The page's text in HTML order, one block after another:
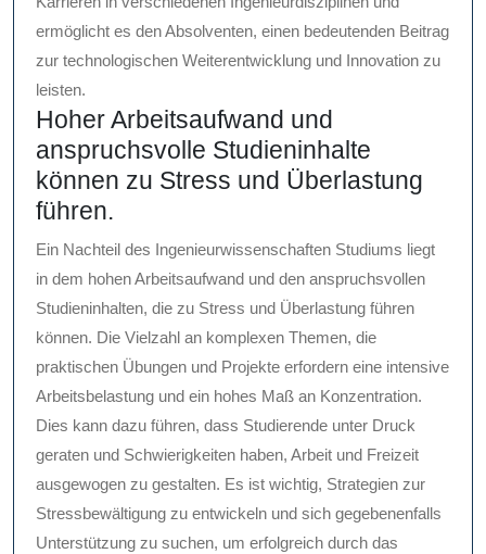
ermöglicht es den Absolventen, einen bedeutenden Beitrag
zur technologischen Weiterentwicklung und Innovation zu
leisten.
Hoher Arbeitsaufwand und
anspruchsvolle Studieninhalte
können zu Stress und Überlastung
führen.
Ein Nachteil des Ingenieurwissenschaften Studiums liegt
in dem hohen Arbeitsaufwand und den anspruchsvollen
Studieninhalten, die zu Stress und Überlastung führen
können. Die Vielzahl an komplexen Themen, die
praktischen Übungen und Projekte erfordern eine intensive
Arbeitsbelastung und ein hohes Maß an Konzentration.
Dies kann dazu führen, dass Studierende unter Druck
geraten und Schwierigkeiten haben, Arbeit und Freizeit
ausgewogen zu gestalten. Es ist wichtig, Strategien zur
Stressbewältigung zu entwickeln und sich gegebenenfalls
Unterstützung zu suchen, um erfolgreich durch das